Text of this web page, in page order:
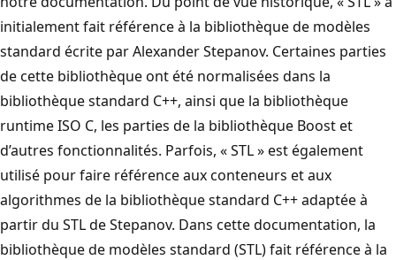
initialement fait référence à la bibliothèque de modèles
standard écrite par Alexander Stepanov. Certaines parties
de cette bibliothèque ont été normalisées dans la
bibliothèque standard C++, ainsi que la bibliothèque
runtime ISO C, les parties de la bibliothèque Boost et
d’autres fonctionnalités. Parfois, « STL » est également
utilisé pour faire référence aux conteneurs et aux
algorithmes de la bibliothèque standard C++ adaptée à
partir du STL de Stepanov. Dans cette documentation, la
bibliothèque de modèles standard (STL) fait référence à la